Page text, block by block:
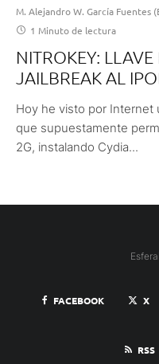
M. Alejandro W. García Fuentes
1 Minuto de lectura
NITROKEY:
JAILBREAK AL
Hoy he visto por Internet
que supuestamente
2G, instalando Cydia...
FACEBOOK X
RSS